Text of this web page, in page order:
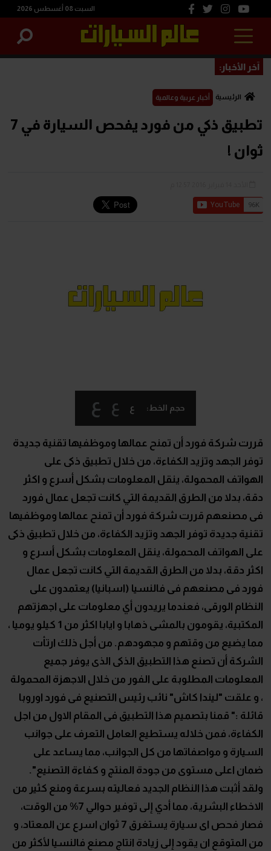
السبت 08 أغسطس 2026
آخر الأخبار:
الرئيسية أخبار عربية وعالمية
تطبيق ذكي من فورد يفحص السيارة في 7
ثوان !
حجم الخط: ع ع ع
قررت شركة فورد أن تمنح عمالها وموظفيها تقنية جديدة
توفر الجهد وتزيد الكفاءة، من خلال تطبيق ذكى على
الهواتف المحمولة، ينقل المعلومات بشكل أسرع و اكثر
دقة، بدلا من الطرق القديمة التي كانت تجعل عمال فورد
فى مصنعهم قررت شركة فورد أن تمنح عمالها وموظفيها
تقنية جديدة توفر الجهد وتزيد الكفاءة، من خلال تطبيق ذكى
على الهواتف المحمولة، ينقل المعلومات بشكل أسرع و
اكثر دقة، بدلا من الطرق القديمة التي كانت تجعل عمال
فورد فى مصنعهم فى فالنسيا (اسبانيا) يعتمدون على
النظام الورقى، فعندما يريدون أي معلومات على اجهزتهم
المكتبية، يقومون بالمشى ذهابا و ايابا اكثر من 1 كيلو يوميا ،
مما يضيع من وقتهم و مجهودهم. من أجل ذلك ارتأت
الشركة أن تصنع هذا التطبيق الذكى الذى يوفر جميع
المعلومات المطلوبة على الفور من خلال الاجهزة المحمولة
، و علقت "ليندا كاش" نائب رئيس التصنيع فى فورد اوروبا
قائلة :" قمنا بتصميم هذا التطبيق فى المقام الاول من اجل
الكفاءة، فمن خلاله يستطيع العامل التعرف على جوانب
السيارة و مواصفاتها من كل الجوانب، مما يساعد على
ضمان اعلى مستوى من جودة المنتج و كفاءة التصنيع".
ولقد أثبت هذا النظام الجديد فعاليته بسرعة ومنع كثير من
الاخطاء البشرية، مما أدي إلى توفير حوالي 7% من الوقت،
فصار فحص اى سيارة يستغرق 7 ثوان اسرع عن المعتاد، و
من المتوقع ان يقود إلى زيادة انتاج مصنع فالنسيا لأكثر من